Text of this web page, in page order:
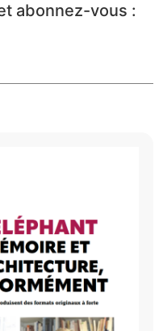
abonnez-vous :